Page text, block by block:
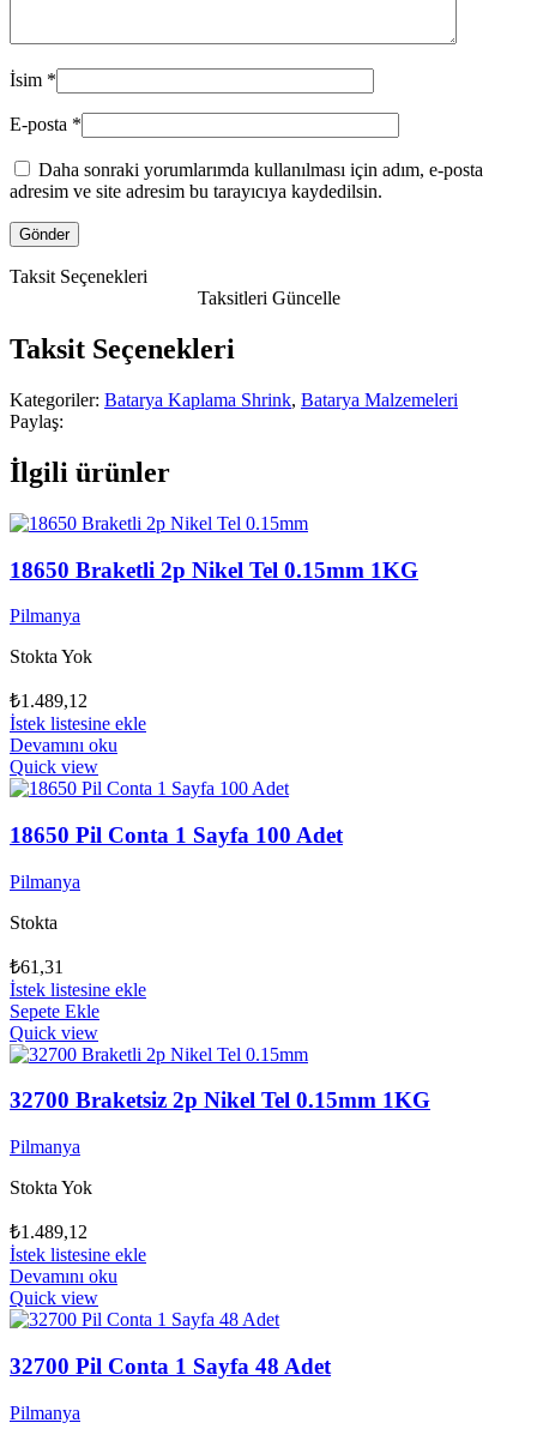
İsim *
E-posta *
Daha sonraki yorumlarımda kullanılması için adım, e-posta
adresim ve site adresim bu tarayıcıya kaydedilsin.
Taksit Seçenekleri
Taksitleri Güncelle
Taksit Seçenekleri
Kategoriler: Batarya Kaplama Shrink, Batarya Malzemeleri
Paylaş:
İlgili ürünler
18650 Braketli 2p Nikel Tel 0.15mm 1KG
Pilmanya
Stokta Yok
₺1.489,12
İstek listesine ekle
Devamını oku
Quick view
18650 Pil Conta 1 Sayfa 100 Adet
Pilmanya
Stokta
₺61,31
İstek listesine ekle
Sepete Ekle
Quick view
32700 Braketsiz 2p Nikel Tel 0.15mm 1KG
Pilmanya
Stokta Yok
₺1.489,12
İstek listesine ekle
Devamını oku
Quick view
32700 Pil Conta 1 Sayfa 48 Adet
Pilmanya